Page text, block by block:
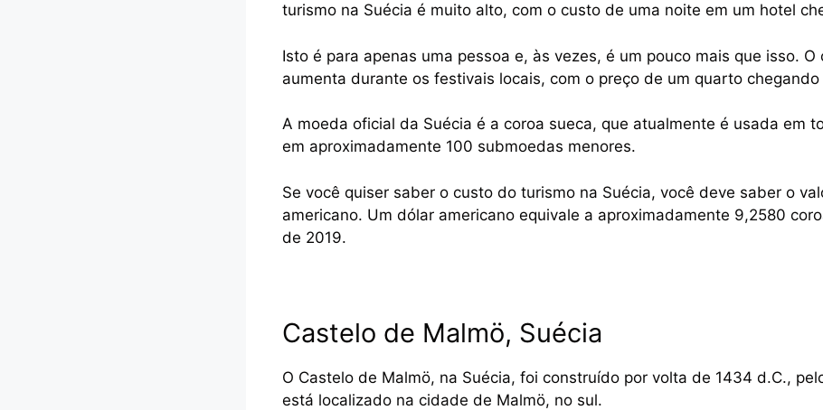
turismo na Suécia é muito alto, com o custo de uma noite em um hotel
Isto é para apenas uma pessoa e, às vezes, é um pouco mais que isso.
aumenta durante os festivais locais, com o preço de um quarto
A moeda oficial da Suécia é a coroa sueca, que atualmente é usada em
em aproximadamente 100 submoedas menores.
Se você quiser saber o custo do turismo na Suécia, você deve saber o
americano. Um dólar americano equivale a aproximadamente 9,2580
de 2019.
Castelo de Malmö, Suécia
O Castelo de Malmö, na Suécia, foi construído por volta de 1434 d.C.,
está localizado na cidade de Malmö, no sul.